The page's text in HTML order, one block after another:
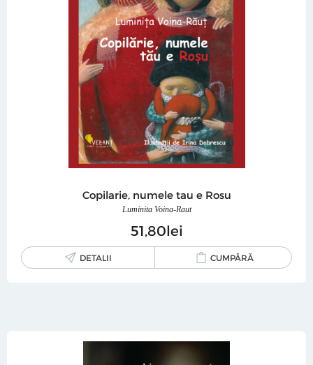
Copilarie, numele tau e Rosu
Luminita Voina-Raut
51 80lei
DETALII CUMPĂRĂ